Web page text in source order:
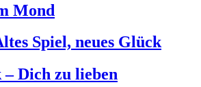
Mond
Spiel, neues Glück
Dich zu lieben